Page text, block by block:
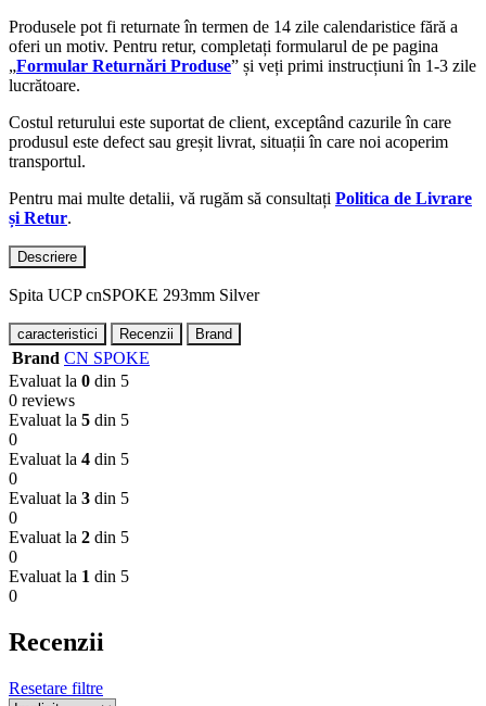
Produsele pot fi returnate în termen de 14 zile calendaristice fără a
oferi un motiv. Pentru retur, completați formularul de pe pagina
„Formular Returnări Produse” și veți primi instrucțiuni în 1-3 zile
lucrătoare.
Costul returului este suportat de client, exceptând cazurile în care
produsul este defect sau greșit livrat, situații în care noi acoperim
transportul.
Pentru mai multe detalii, vă rugăm să consultați Politica de Livrare
și Retur.
Descriere
Spita UCP cnSPOKE 293mm Silver
caracteristici Recenzii Brand
Brand CN SPOKE
Evaluat la 0 din 5
0 reviews
Evaluat la 5 din 5
0
Evaluat la 4 din 5
0
Evaluat la 3 din 5
0
Evaluat la 2 din 5
0
Evaluat la 1 din 5
0
Recenzii
Resetare filtre